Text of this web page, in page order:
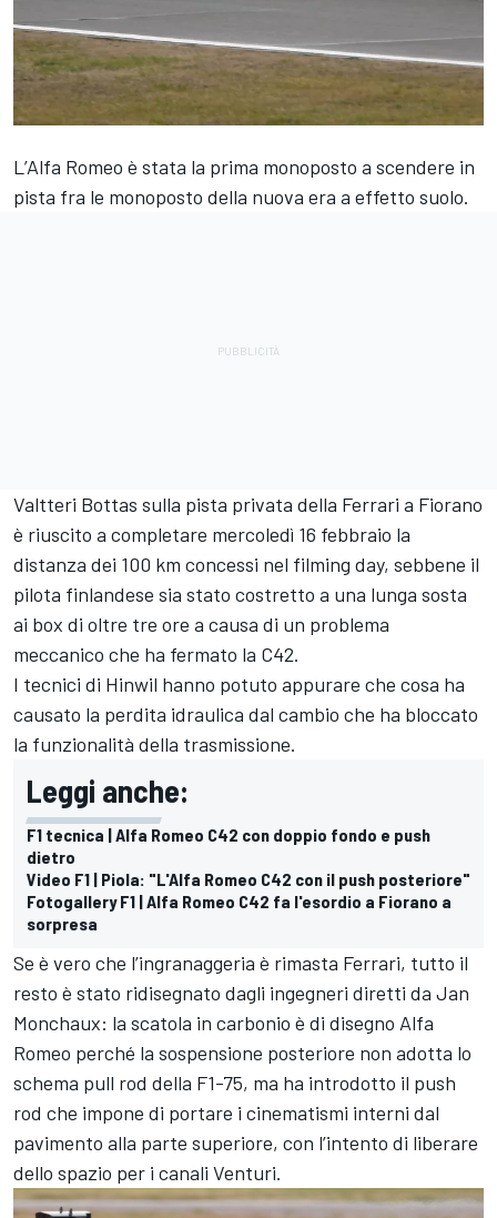
L’Alfa Romeo è stata la prima monoposto a scendere in
pista fra le monoposto della nuova era a effetto suolo.
Valtteri Bottas sulla pista privata della Ferrari a Fiorano
è riuscito a completare mercoledì 16 febbraio la
distanza dei 100 km concessi nel filming day, sebbene il
pilota finlandese sia stato costretto a una lunga sosta
ai box di oltre tre ore a causa di un problema
meccanico che ha fermato la C42.
I tecnici di Hinwil hanno potuto appurare che cosa ha
causato la perdita idraulica dal cambio che ha bloccato
la funzionalità della trasmissione.
Leggi anche:
F1 tecnica | Alfa Romeo C42 con doppio fondo e push
dietro
Video F1 | Piola: "L'Alfa Romeo C42 con il push posteriore"
Fotogallery F1 | Alfa Romeo C42 fa l'esordio a Fiorano a
sorpresa
Se è vero che l’ingranaggeria è rimasta Ferrari, tutto il
resto è stato ridisegnato dagli ingegneri diretti da Jan
Monchaux: la scatola in carbonio è di disegno Alfa
Romeo perché la sospensione posteriore non adotta lo
schema pull rod della F1-75, ma ha introdotto il push
rod che impone di portare i cinematismi interni dal
pavimento alla parte superiore, con l’intento di liberare
dello spazio per i canali Venturi.